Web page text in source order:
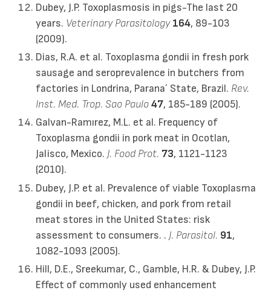
Dubey, J.P. Toxoplasmosis in pigs-The last 20
years. Veterinary Parasitology 164, 89-103
(2009).
Dias, R.A. et al. Toxoplasma gondii in fresh pork
sausage and seroprevalence in butchers from
factories in Londrina, Parana´ State, Brazil. Rev.
Inst. Med. Trop. Sao Paulo47, 185-189 (2005).
Galvan-Ramırez, M.L. et al. Frequency of
Toxoplasma gondii in pork meat in Ocotlan,
Jalisco, Mexico.J. Food Prot. 73, 1121-1123
(2010).
Dubey, J.P. et al. Prevalence of viable Toxoplasma
gondii in beef, chicken, and pork from retail
meat stores in the United States: risk
assessment to consumers. . J. Parasitol. 91,
1082-1093 (2005).
Hill, D.E., Sreekumar, C., Gamble, H.R. & Dubey, J.P.
Effect of commonly used enhancement